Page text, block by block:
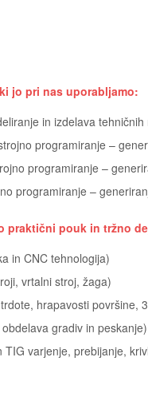
jo pri nas uporabljamo:
in izdelava tehničnih
programiranje –
programiranje –
programiranje –
praktični pouk in tržno
in CNC tehnologija)
vrtalni stroj, žaga)
hrapavosti površine,
gradiv in peskanje)
TIG varjenje, prebijanje,